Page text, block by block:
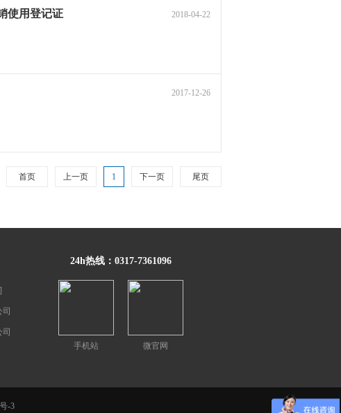
使用登记证 2018-04-22
2017-12-26
首页 上一页 1 下一页 尾页
24h热线：0317-7361096
手机站 微官网
-3